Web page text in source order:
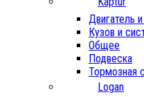
Двигатель
Кузов и
Общее
Подвеска
Тормозная
Logan